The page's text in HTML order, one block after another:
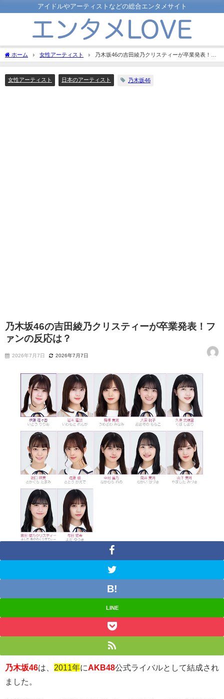
アイドルやアーティストなどの総合エンタメサイト
ホーム 女性アーティスト
乃木坂46の吉田綾乃クリスティーが卒業発表！フ
ァンの反応は？
女性アーティスト 日本のアーティスト 乃木坂46
乃木坂46の吉田綾乃クリスティーが卒業発表！フ
ァンの反応は？
2026年7月7日 2026年7月7日
LINE
乃木坂46は、 2011年にAKB48公式ライバルとして結成され
ました。